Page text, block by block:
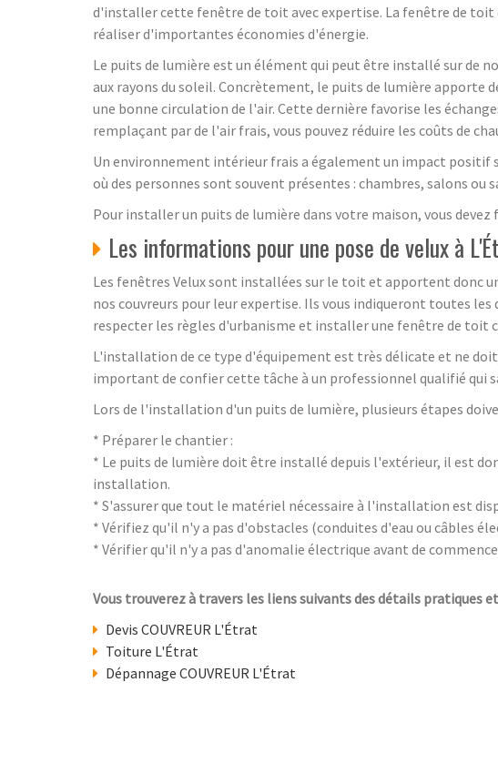
d'installer cette fenêtre de toit avec expertise. La fenêtre de
réaliser d'importantes économies d'énergie.
Le puits de lumière est un élément qui peut être installé sur
aux rayons du soleil. Concrètement, le puits de lumière apporte
une bonne circulation de l'air. Cette dernière favorise les
remplaçant par de l'air frais, vous pouvez réduire les coûts de
Un environnement intérieur frais a également un impact positif
où des personnes sont souvent présentes : chambres, salons ou
Pour installer un puits de lumière dans votre maison, vous
Les informations pour une pose de velux à
Les fenêtres Velux sont installées sur le toit et apportent donc
nos couvreurs pour leur expertise. Ils vous indiqueront toutes
respecter les règles d'urbanisme et installer une fenêtre de toit
L'installation de ce type d'équipement est très délicate et ne
important de confier cette tâche à un professionnel qualifié qui
Lors de l'installation d'un puits de lumière, plusieurs étapes
* Préparer le chantier :
* Le puits de lumière doit être installé depuis l'extérieur, il est
installation.
* S'assurer que tout le matériel nécessaire à l'installation est
* Vérifiez qu'il n'y a pas d'obstacles (conduites d'eau ou câbles
* Vérifier qu'il n'y a pas d'anomalie électrique avant de
Vous trouverez à travers les liens suivants des détails pratiques
Devis COUVREUR L'Étrat
Toiture L'Étrat
Dépannage COUVREUR L'Étrat